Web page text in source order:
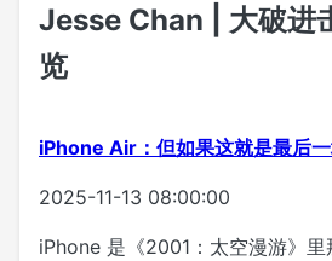
Jesse Chan | 大破进
览
iPhone Air：但如果这就是最后
2025-11-13 08:00:00
iPhone 是《2001：太空漫游》